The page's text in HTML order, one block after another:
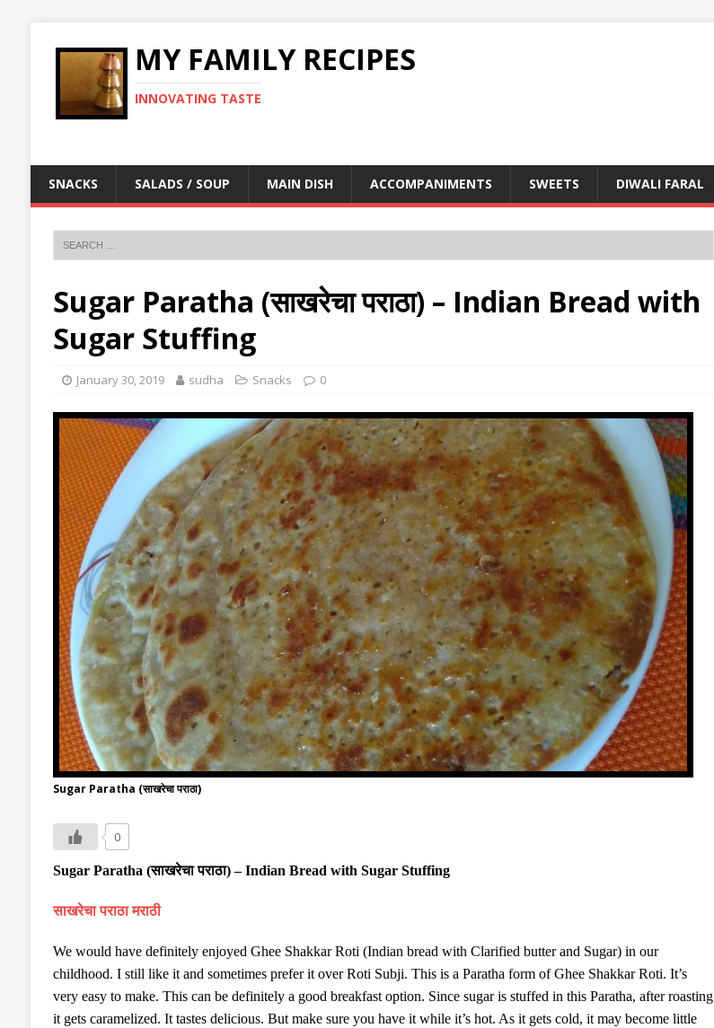
MY FAMILY RECIPES
INNOVATING TASTE
SNACKS SALADS / SOUP MAIN DISH ACCOMPANIMENTS SWEETS DIWALI FARAL
Sugar Paratha (साखरेचा पराठा) – Indian Bread with
Sugar Stuffing
January 30, 2019 sudha Snacks 0
Sugar Paratha (साखरेचा पराठा)
0
Sugar Paratha (साखरेचा पराठा) – Indian Bread with Sugar Stuffing
साखरेचा पराठा मराठी
We would have definitely enjoyed Ghee Shakkar Roti (Indian bread with Clarified butter and Sugar) in our
childhood. I still like it and sometimes prefer it over Roti Subji. This is a Paratha form of Ghee Shakkar Roti. It’s
very easy to make. This can be definitely a good breakfast option. Since sugar is stuffed in this Paratha, after roasting
it gets caramelized. It tastes delicious. But make sure you have it while it’s hot. As it gets cold, it may become little